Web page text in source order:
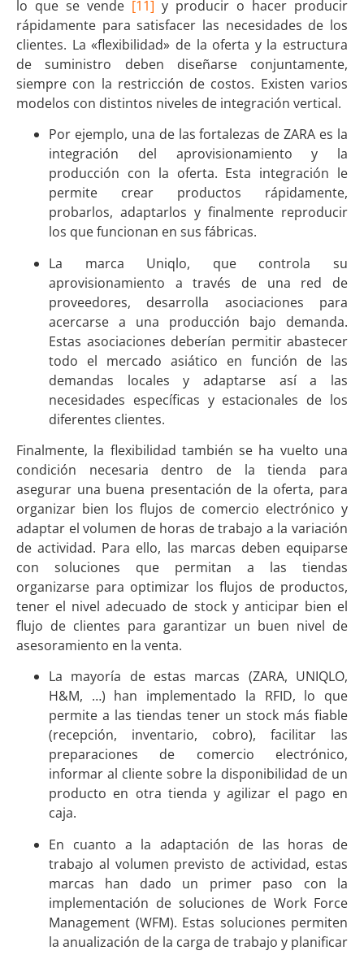
lo que se vende [11] y producir o hacer producir
rápidamente para satisfacer las necesidades de los
clientes. La «flexibilidad» de la oferta y la estructura
de suministro deben diseñarse conjuntamente,
siempre con la restricción de costos. Existen varios
modelos con distintos niveles de integración vertical.
Por ejemplo, una de las fortalezas de ZARA es la
integración del aprovisionamiento y la
producción con la oferta. Esta integración le
permite crear productos rápidamente,
probarlos, adaptarlos y finalmente reproducir
los que funcionan en sus fábricas.
La marca Uniqlo, que controla su
aprovisionamiento a través de una red de
proveedores, desarrolla asociaciones para
acercarse a una producción bajo demanda.
Estas asociaciones deberían permitir abastecer
todo el mercado asiático en función de las
demandas locales y adaptarse así a las
necesidades específicas y estacionales de los
diferentes clientes.
Finalmente, la flexibilidad también se ha vuelto una
condición necesaria dentro de la tienda para
asegurar una buena presentación de la oferta, para
organizar bien los flujos de comercio electrónico y
adaptar el volumen de horas de trabajo a la variación
de actividad. Para ello, las marcas deben equiparse
con soluciones que permitan a las tiendas
organizarse para optimizar los flujos de productos,
tener el nivel adecuado de stock y anticipar bien el
flujo de clientes para garantizar un buen nivel de
asesoramiento en la venta.
La mayoría de estas marcas (ZARA, UNIQLO,
H&M, …) han implementado la RFID, lo que
permite a las tiendas tener un stock más fiable
(recepción, inventario, cobro), facilitar las
preparaciones de comercio electrónico,
informar al cliente sobre la disponibilidad de un
producto en otra tienda y agilizar el pago en
caja.
En cuanto a la adaptación de las horas de
trabajo al volumen previsto de actividad, estas
marcas han dado un primer paso con la
implementación de soluciones de Work Force
Management (WFM). Estas soluciones permiten
la anualización de la carga de trabajo y planificar